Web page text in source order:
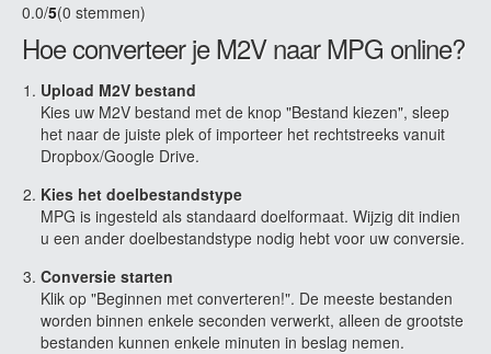
0.0/5(0 stemmen)
Hoe converteer je M2V naar MPG online?
Upload M2V bestand
Kies uw M2V bestand met de knop "Bestand kiezen", sleep
het naar de juiste plek of importeer het rechtstreeks vanuit
Dropbox/Google Drive.
Kies het doelbestandstype
MPG is ingesteld als standaard doelformaat. Wijzig dit indien
u een ander doelbestandstype nodig hebt voor uw conversie.
Conversie starten
Klik op "Beginnen met converteren!". De meeste bestanden
worden binnen enkele seconden verwerkt, alleen de grootste
bestanden kunnen enkele minuten in beslag nemen.